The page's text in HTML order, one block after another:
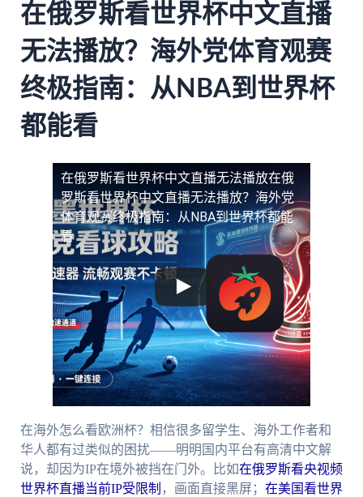
在俄罗斯看世界杯中文直播
无法播放？海外党体育观赛
终极指南：从NBA到世界杯
都能看
在俄罗斯看世界杯中文直播无法播放在俄
罗斯看世界杯中文直播无法播放？海外党
体育观赛终极指南：从NBA到世界杯都能
看
在海外怎么看欧洲杯？相信很多留学生、海外工作者和
华人都有过类似的困扰——明明国内平台有高清中文解
说，却因为IP在境外被挡在门外。比如在俄罗斯看央视频
世界杯直播当前IP受限制 ，画面直接黑屏； 在美国看世界